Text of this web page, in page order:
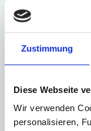
Zustimmung
Diese Webseite
Wir verwenden
personalisieren,